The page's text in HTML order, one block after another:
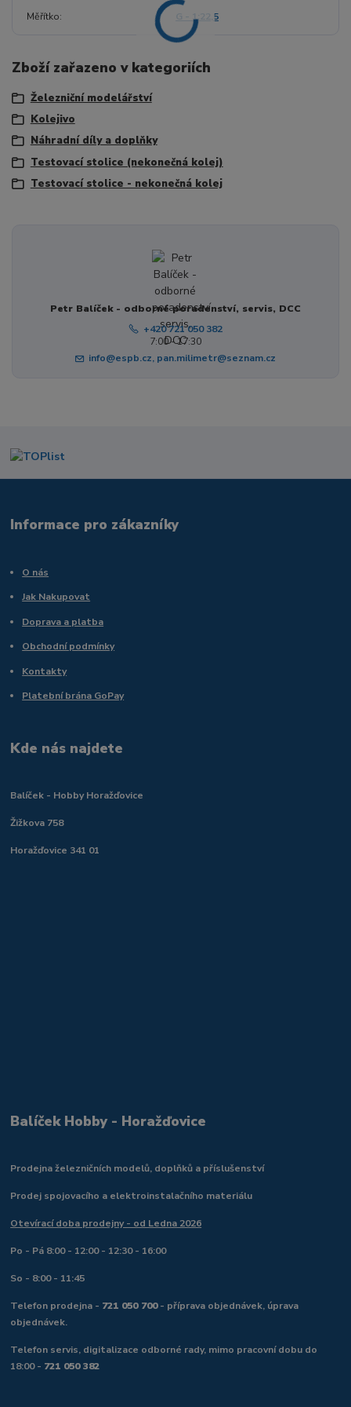
Měřítko G - 1:22,5
Zboží zařazeno v kategoriích
Železniční modelářství
Kolejivo
Náhradní díly a doplňky
Testovací stolice (nekonečná kolej)
Testovací stolice - nekonečná kolej
Petr Balíček - odborné poradenství, servis, DCC
+420 721 050 382
7:00 - 17:30
info@espb.cz, pan.milimetr@seznam.cz
Informace pro zákazníky
O nás
Jak Nakupovat
Doprava a platba
Obchodní podmínky
Kontakty
Platební brána GoPay
Kde nás najdete
Balíček - Hobby Horažďovice
Žižkova 758
Horažďovice 341 01
Balíček Hobby - Horažďovice
Prodejna železničních modelů, doplňků a příslušenství
Prodej spojovacího a elektroinstalačního materiálu
Otevírací doba prodejny - od Ledna 2026
Po - Pá 8:00 - 12:00 - 12:30 - 16:00
So - 8:00 - 11:45
Telefon prodejna - 721 050 700- příprava objednávek, úprava
objednávek.
Telefon servis, digitalizace odborné rady, mimo pracovní dobu do
18:00 - 721 050 382